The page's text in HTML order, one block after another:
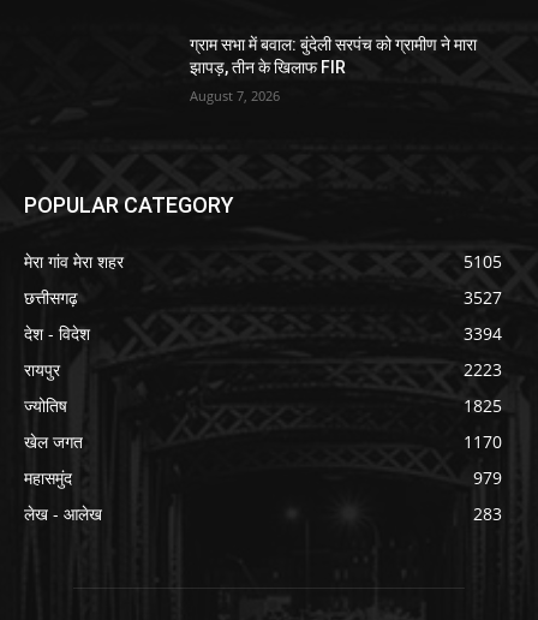
ग्राम सभा में बवाल: बुंदेली सरपंच को ग्रामीण ने मारा
झापड़, तीन के खिलाफ FIR
August 7, 2026
POPULAR CATEGORY
मेरा गांव मेरा शहर
5105
छत्तीसगढ़
3527
देश - विदेश
3394
रायपुर
2223
ज्योतिष
1825
खेल जगत
1170
महासमुंद
979
लेख - आलेख
283